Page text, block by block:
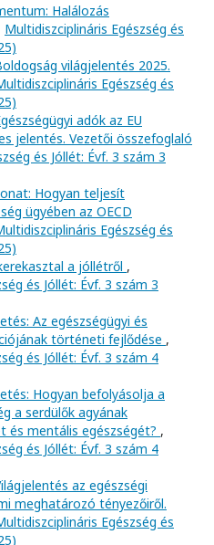
Halálozás
Multidiszciplináris Egészség és
világjelentés 2025.
Egészség és
adók az EU
jelentés. Vezetői összefoglaló
és Jóllét: Évf. 3 szám 3
Hogyan teljesít
ügyében az OECD
Egészség és
a jóllétről ,
és Jóllét: Évf. 3 szám 3
Az egészségügyi és
történeti fejlődése ,
és Jóllét: Évf. 3 szám 4
Hogyan befolyásolja a
a serdülők agyának
és mentális egészségét? ,
és Jóllét: Évf. 3 szám 4
az egészségi
meghatározó tényezőiről.
Egészség és